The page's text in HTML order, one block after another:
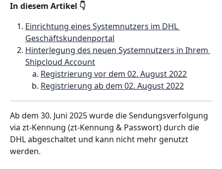
In diesem Artikel 👇
Einrichtung eines Systemnutzers im DHL
Geschäftskundenportal
Hinterlegung des neuen Systemnutzers in Ihrem
Shipcloud Account
Registrierung vor dem 02. August 2022
Registrierung ab dem 02. August 2022
Ab dem 30. Juni 2025 wurde die Sendungsverfolgung
via zt-Kennung (zt-Kennung & Passwort) durch die
DHL abgeschaltet und kann nicht mehr genutzt
werden.